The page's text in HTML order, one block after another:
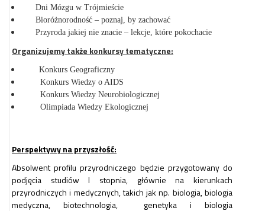
Dni Mózgu w Trójmieście
Bioróżnorodność – poznaj, by zachować
Przyroda jakiej nie znacie – lekcje, które pokochacie
Organizujemy także konkursy tematyczne:
Konkurs Geograficzny
Konkurs Wiedzy o AIDS
Konkurs Wiedzy Neurobiologicznej
Olimpiada Wiedzy Ekologicznej
Perspektywy na przyszłość:
Absolwent profilu przyrodniczego będzie przygotowany do
podjęcia studiów I stopnia, głównie na kierunkach
przyrodniczych i medycznych, takich jak np. biologia, biologia
medyczna, biotechnologia,
genetyka i biologia